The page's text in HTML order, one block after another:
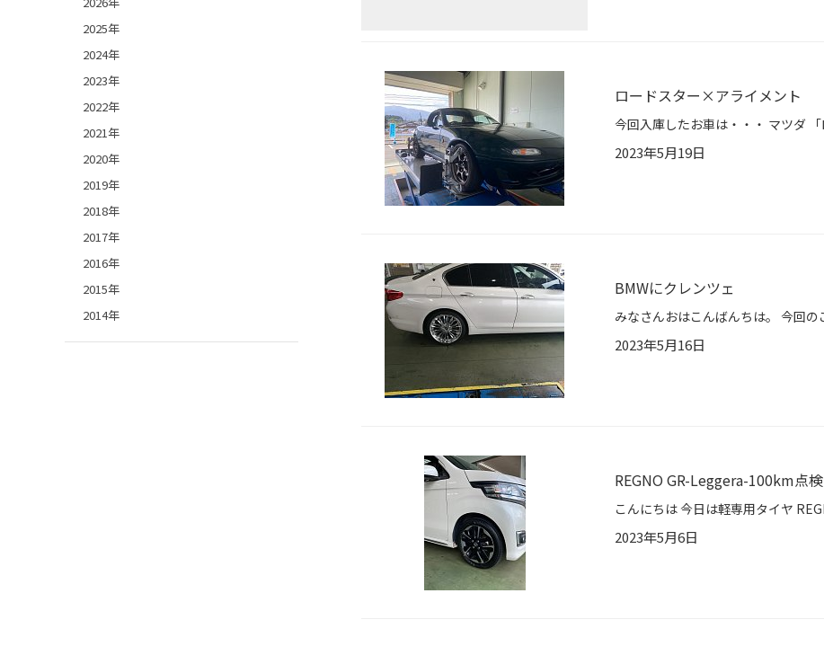
ロードスター×アライメント
2023年5月19日
BMWにクレンツェ
2023年5月16日
REGNO GR-Leggera-100km点検
2023年5月6日
2025年
2024年
2023年
2022年
2021年
2020年
2019年
2018年
2017年
2016年
2015年
2014年